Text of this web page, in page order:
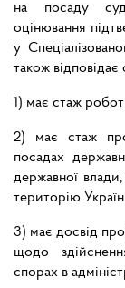
на посаду
оцінювання
у
також відповідає
1) має стаж
2) має стаж
посадах
державної
територію
3) має досвід
щодо
спорах в